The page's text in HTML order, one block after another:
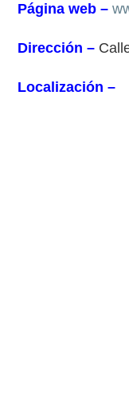
Página web –
Dirección –
Localización –